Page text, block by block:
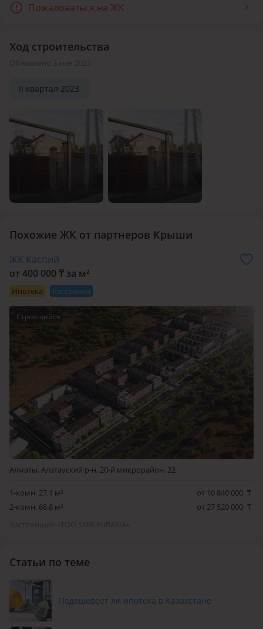
Пожаловаться на ЖК
Ход строительства
II квартал 2023
Похожие ЖК от партнеров Крыши
ЖК Каспий
от 400 000 ₸ за м²
Ипотека Рассрочка
Строящийся
Алматы, Алатауский р-н, 20-й микрорайон, 22
1-комн. 27.1 м² от 10 840 000 ₸
2-комн. 68.8 м²
от 27 520 000 ₸
Статьи по теме
Подешевеет ли ипотека в Казахстане